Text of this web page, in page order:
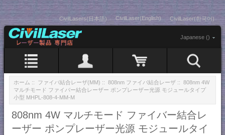
CivilLasers(日本語) CivilLaser(English) CivilLaser(한국어)
Japanese ()
ホーム :: ファイバ結合レーザ(MM) :: 808nm ファイバ結合レーザ :: 808nm 4W
マルチモード ファイバー結合レーザー ポンプレーザー光源 モジュールタイプ
小型 MHPL-808-4-MM-M
808nm 4W マルチモード ファイバー結合レ
ーザー ポンプレーザー光源 モジュールタイ